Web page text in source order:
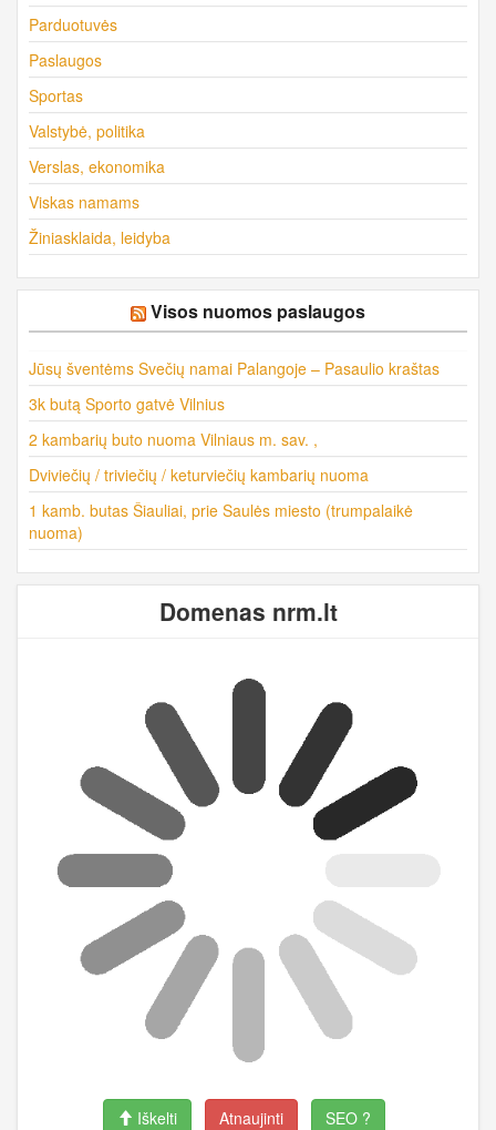
Parduotuvės
Paslaugos
Sportas
Valstybė, politika
Verslas, ekonomika
Viskas namams
Žiniasklaida, leidyba
Visos nuomos paslaugos
Jūsų šventėms Svečių namai Palangoje – Pasaulio kraštas
3k butą Sporto gatvė Vilnius
2 kambarių buto nuoma Vilniaus m. sav. ,
Dviviečių / triviečių / keturviečių kambarių nuoma
1 kamb. butas Šiauliai, prie Saulės miesto (trumpalaikė
nuoma)
Domenas nrm.lt
Iškelti Atnaujinti SEO ?